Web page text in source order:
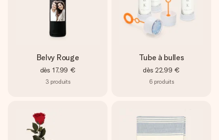
Belvy Rouge
dès 17,99 €
3 produits
Tube à bulles
dès 22,99 €
6 produits